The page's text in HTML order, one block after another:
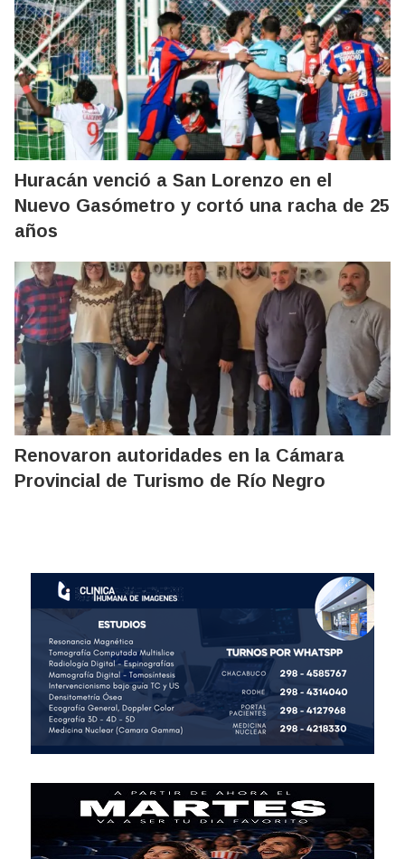
Huracán venció a San Lorenzo en el
Nuevo Gasómetro y cortó una racha de 25
años
Renovaron autoridades en la Cámara
Provincial de Turismo de Río Negro